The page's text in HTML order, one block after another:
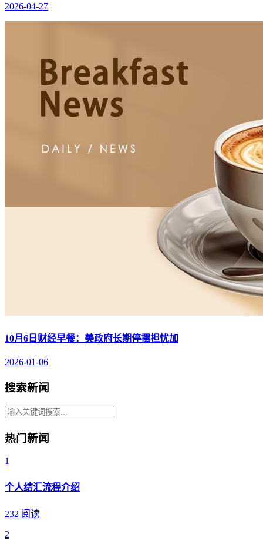
2026-04-27
10月6日财经早餐：美政府长期停摆担忧加
2026-01-06
搜索新闻
热门新闻
1
个人结汇流程介绍
232 阅读
2